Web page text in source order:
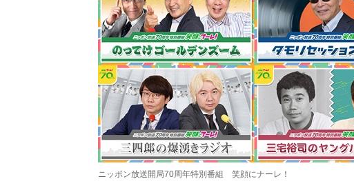
ニッポン放送開局70周年特別番組 笑顔にナーレ！